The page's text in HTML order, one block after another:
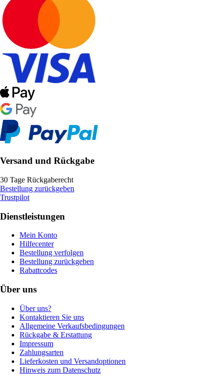
Versand und Rückgabe
30 Tage Rückgaberecht
Bestellung zurückgeben
Trustpilot
Dienstleistungen
Mein Konto
Hilfecenter
Bestellung verfolgen
Bestellung zurückgeben
Rabattcodes
Über uns
Über uns?
Kontaktieren Sie uns
Allgemeine Verkaufsbedingungen
Rückgabe & Erstattung
Impressum
Zahlungsarten
Lieferkosten und Versandoptionen
Hinweis zum Datenschutz